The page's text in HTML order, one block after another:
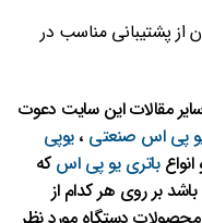
از پشتیبانی مناسب در
مقالات این سایت دعوت
پی اس صنعتی ، یوپی
انواع باتری یو پی اس که
بر روی هر کدام از